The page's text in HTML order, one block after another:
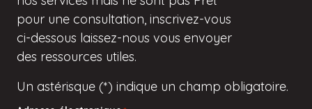
pour une consultation, inscrivez-vous
ci-dessous laissez-nous vous envoyer
des ressources utiles.
Un astérisque (*) indique un champ obligatoire.